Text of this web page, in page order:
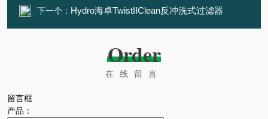
下一个： Hydro海卓TwistIIClean反冲洗式过滤器
Order
在线留言
留言框
产品：